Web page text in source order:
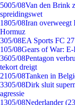
5005/08Van den Brink
spreidingswet
1805/08Iran overweegt
Hormuz
305/08EA Sports FC
105/08Gears of War:
3605/08Pentagon
tekort dreigt
2105/08Tanken in
3305/08Dirk sluit
agressie
1305/08Nederlander